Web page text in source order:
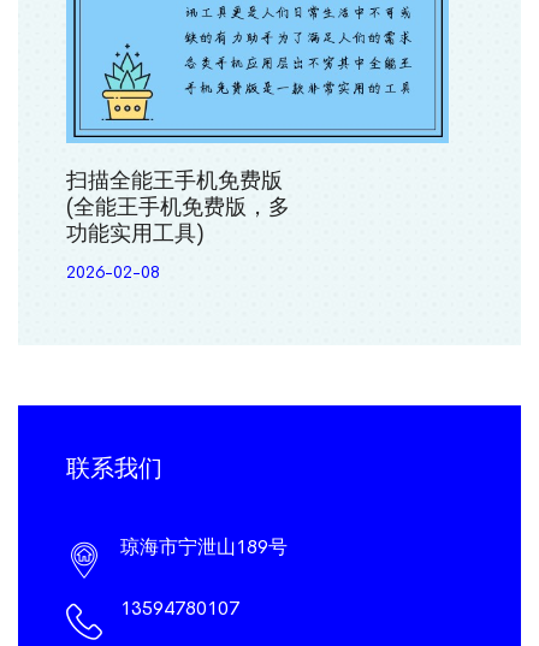
扫描全能王手机免费版
(全能王手机免费版，多
功能实用工具)
2026-02-08
联系我们
琼海市宁泄山189号
13594780107